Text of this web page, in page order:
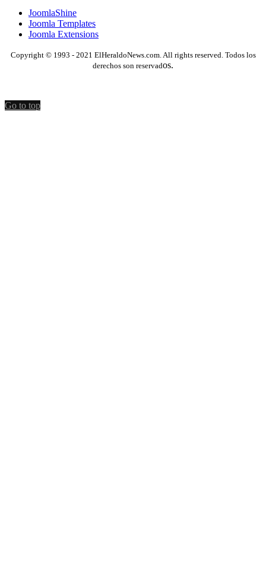
JoomlaShine
Joomla Templates
Joomla Extensions
Copyright © 1993 - 2021 ElHeraldoNews.com. All rights reserved. Todos los
derechos son reservados.
Go to top